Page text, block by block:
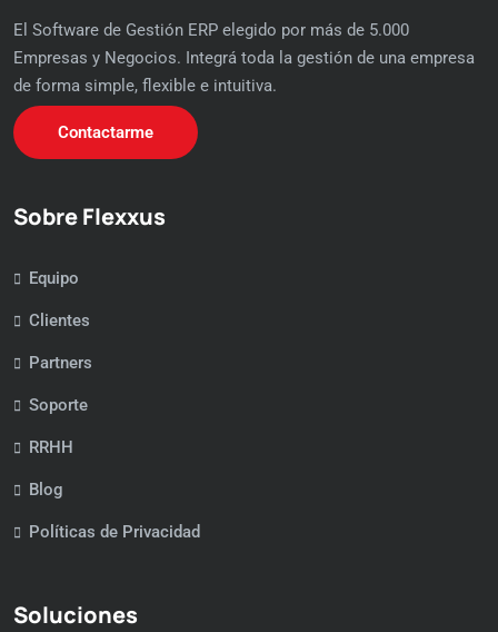
El Software de Gestión ERP elegido por más de 5.000
Empresas y Negocios. Integrá toda la gestión de una empresa
de forma simple, flexible e intuitiva.
Contactarme
Sobre Flexxus
Equipo
Clientes
Partners
Soporte
RRHH
Blog
Políticas de Privacidad
Soluciones